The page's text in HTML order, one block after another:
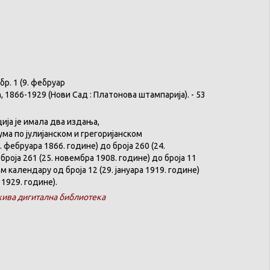
бр. 1 (9. фебруар
, 1866-1929 (Нови Сад : Платонова штампарија). - 53
је имала два издања,
по јулијанском и грегоријанском
фебруара 1866. године) до броја 260 (24.
261 (25. новембра 1908. године) до броја 11
календаруод броја 12 (29. јануара 1919. године)
године).
дигитална библиотека